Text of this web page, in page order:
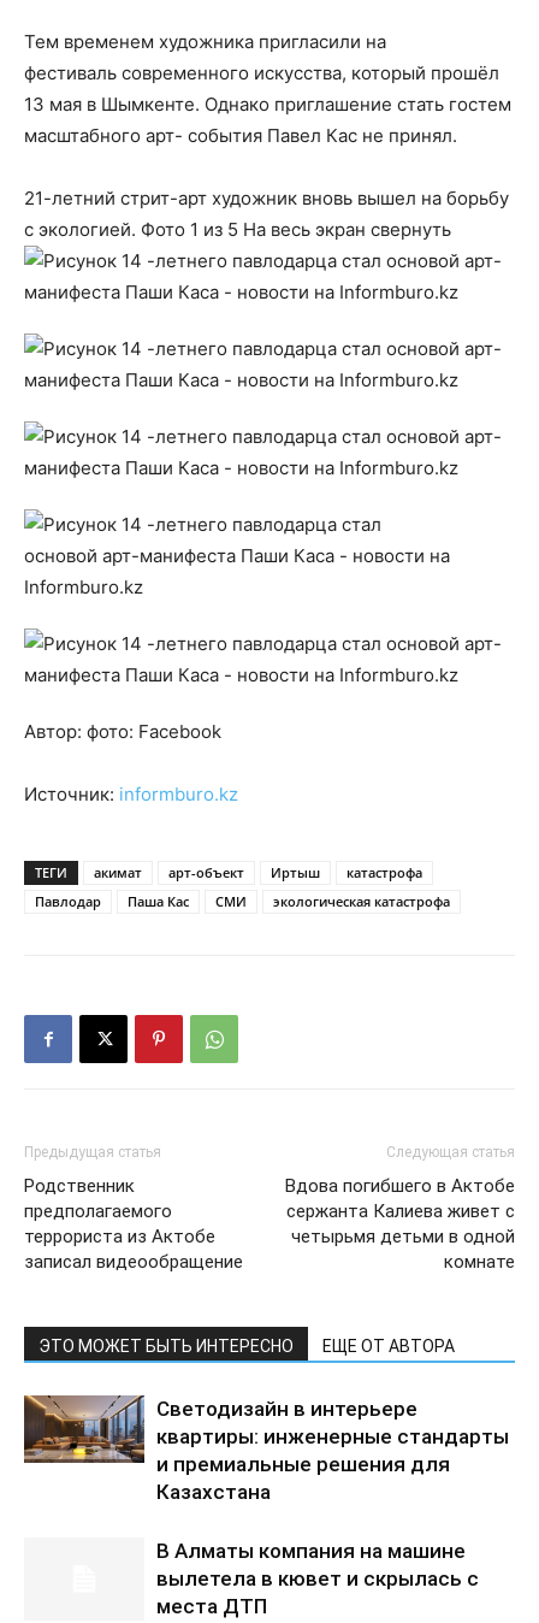
Тем временем художника пригласили на
фестиваль современного искусства, который прошёл
13 мая в Шымкенте. Однако приглашение стать гостем
масштабного арт- события Павел Кас не принял.
21-летний стрит-арт художник вновь вышел на борьбу
с экологией. Фото 1 из 5 На весь экран свернуть
Автор: фото: Facebook
Источник: informburo.kz
ТЕГИ акимат арт-объект Иртыш
катастрофа
Павлодар
Паша Кас СМИ экологическая катастрофа
Предыдущая статья
Родственник
предполагаемого
террориста из Актобе
записал видеообращение
Следующая статья
Вдова погибшего в Актобе
сержанта Калиева живет с
четырьмя детьми в одной
комнате
ЭТО МОЖЕТ БЫТЬ ИНТЕРЕСНО ЕЩЕ ОТ АВТОРА
Светодизайн в интерьере
квартиры: инженерные стандарты
и премиальные решения для
Казахстана
В Алматы компания на машине
вылетела в кювет и скрылась с
места ДТП